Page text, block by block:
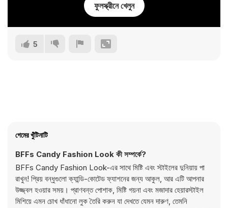
ফুলস্ক্রীনে খেলুন
5
গেমের খুঁটিনাটি
BFFs Candy Fashion Look কী সম্পর্কে?
BFFs Candy Fashion Look-এর সাথে মিষ্টি এবং স্টাইলের দুনিয়ায় পা
রাখুন! প্রিয় বন্ধুগুলো ক্যান্ডি-কোটেড ফ্যাশনের জন্য আকুল, আর এটি আপনার
উজ্জ্বল হওয়ার সময়। প্রাণবন্ত পোশাক, মিষ্টি গয়না এবং মজাদার হেয়ারস্টাইল
মিশিয়ে এমন চোখ ধাঁধানো লুক তৈরি করুন যা দেখতে যেমন দারুণ, তেমনি